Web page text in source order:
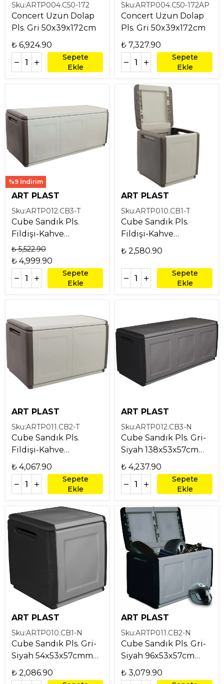
Sku:ARTP004.C50-172
Concert Uzun Dolap
Pls. Gri 50x39x172cm
₺ 6,924.90
Sepete
Ekle
Sku:ARTP004.C50-172AP
Concert Uzun Dolap
Pls. Gri 50x39x172cm
₺ 7,327.90
Sepete
Ekle
%9 İndirim
ART PLAST
Sku:ARTP012.CB3-T
Cube Sandık Pls.
Fildişi-Kahve
138x53x57cm 330Lt
₺ 5,522.90
₺ 4,999.90
Sepete
Ekle
ART PLAST
Sku:ARTP010.CB1-T
Cube Sandık Pls.
Fildişi-Kahve
54x53x57cm 130Lt
₺ 2,580.90
Sepete
Ekle
ART PLAST
Sku:ARTP011.CB2-T
Cube Sandık Pls.
Fildişi-Kahve
96x53x57cm 230Lt
₺ 4,067.90
Sepete
Ekle
ART PLAST
Sku:ARTP012.CB3-N
Cube Sandık Pls. Gri-
Siyah 138x53x57cm
330Lt
₺ 4,237.90
Sepete
Ekle
ART PLAST
Sku:ARTP010.CB1-N
Cube Sandık Pls. Gri-
Siyah 54x53x57cmm
130Lt
₺ 2,086.90
ART PLAST
Sku:ARTP011.CB2-N
Cube Sandık Pls. Gri-
Siyah 96x53x57cm
230Lt
₺ 3,079.90